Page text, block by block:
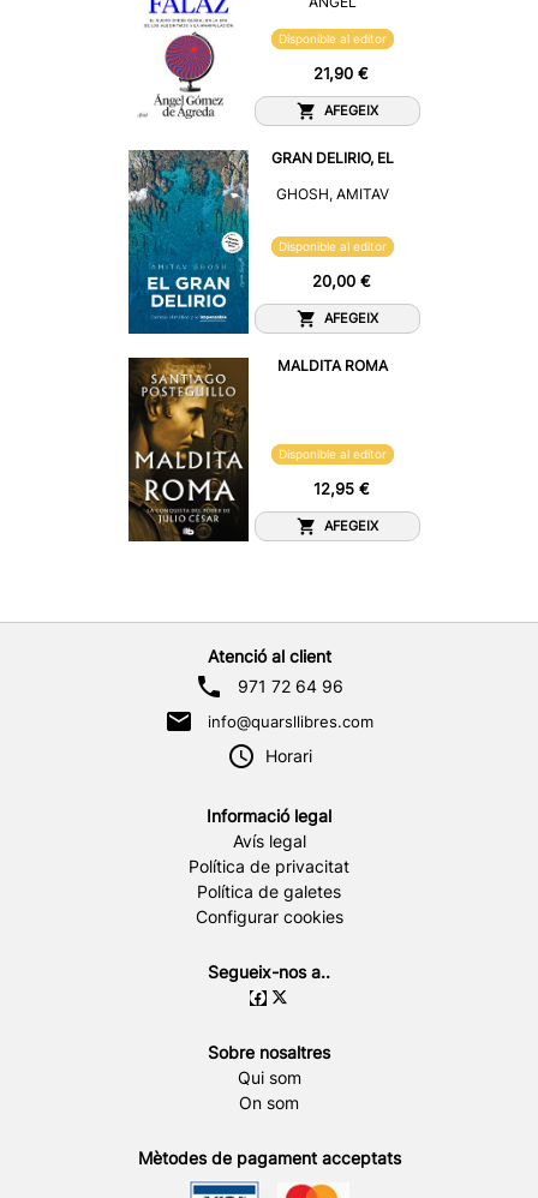
Disponible al editor
21,90 €
AFEGEIX
GRAN DELIRIO, EL
GHOSH, AMITAV
Disponible al editor
20,00 €
AFEGEIX
MALDITA ROMA
Disponible al editor
12,95 €
AFEGEIX
Atenció al client
971 72 64 96
info@quarsllibres.com
Horari
Informació legal
Avís legal
Política de privacitat
Política de galetes
Configurar cookies
Segueix-nos a..
Sobre nosaltres
Qui som
On som
Mètodes de pagament acceptats